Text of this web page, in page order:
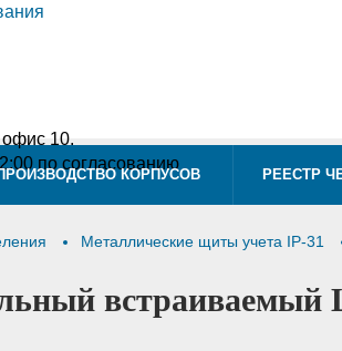
офис 10.
по согласованию
КОРПУСОВ РЕЕСТР
Металлические щиты учета IP-31